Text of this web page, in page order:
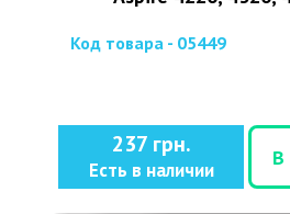
Код товара - 05449
237 грн.
Есть в наличии
В